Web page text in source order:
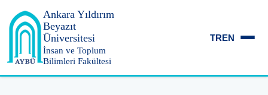
Ankara Yıldırım
Beyazıt
Üniversitesi
İnsan ve Toplum
Bilimleri Fakültesi
TREN